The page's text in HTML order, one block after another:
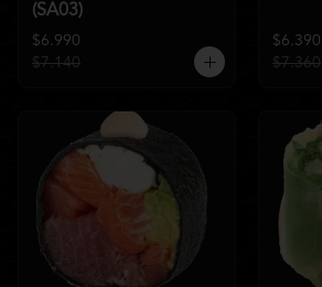
(SA03)
$6.990
$7.140
$6.390
$7.360